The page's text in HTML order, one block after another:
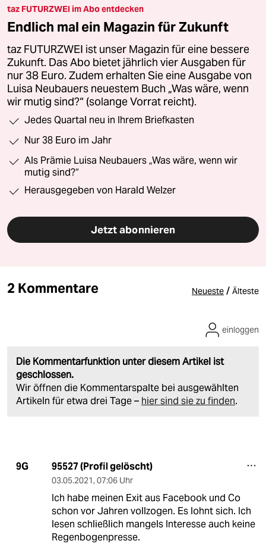
taz FUTURZWEI im Abo entdecken
Endlich mal ein Magazin für Zukunft
taz FUTURZWEI ist unser Magazin für eine bessere
Zukunft. Das Abo bietet jährlich vier Ausgaben für
nur 38 Euro. Zudem erhalten Sie eine Ausgabe von
Luisa Neubauers neuestem Buch „Was wäre, wenn
wir mutig sind?“ (solange Vorrat reicht).
Jedes Quartal neu in Ihrem Briefkasten
Nur 38 Euro im Jahr
Als Prämie Luisa Neubauers „Was wäre, wenn wir
mutig sind?“
Herausgegeben von Harald Welzer
Jetzt abonnieren
2 Kommentare Neueste / Älteste
Die Kommentarfunktion unter diesem Artikel ist
geschlossen.
Wir öffnen die Kommentarspalte bei ausgewählten
Artikeln für etwa drei Tage – hier sind sie zu finden.
einloggen
9G 95527 (Profil gelöscht)
03.05.2021, 07:06 Uhr
Ich habe meinen Exit aus Facebook und Co
schon vor Jahren vollzogen. Es lohnt sich. Ich
lesen schließlich mangels Interesse auch keine
Regenbogenpresse.